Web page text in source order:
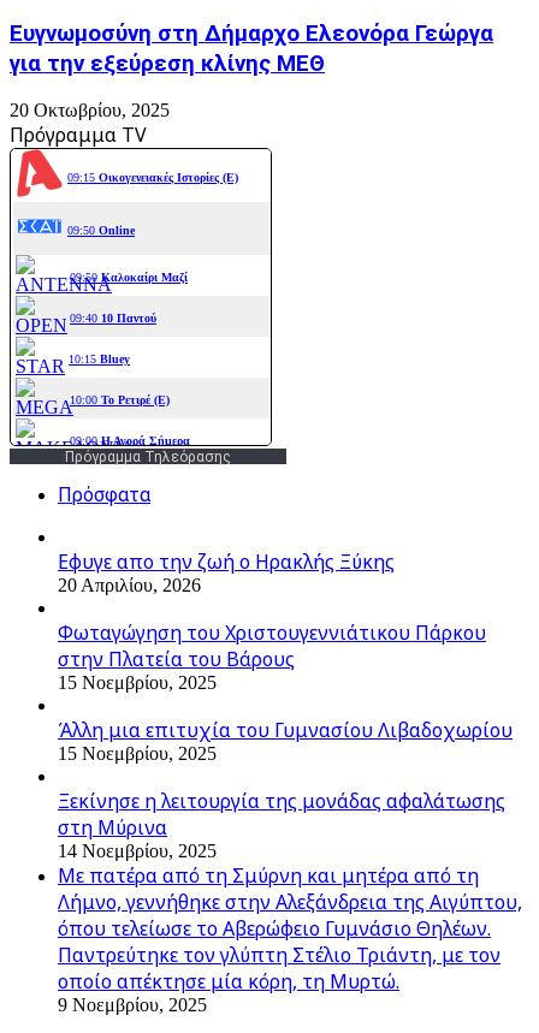
Ευγνωμοσύνη στη Δήμαρχο Ελεονόρα Γεώργα
για την εξεύρεση κλίνης ΜΕΘ
20 Οκτωβρίου, 2025
Πρόγραμμα TV
Πρόγραμμα Τηλεόρασης
Πρόσφατα
Εφυγε απο την ζωή o Ηρακλής Ξύκης
20 Απριλίου, 2026
Φωταγώγηση του Χριστουγεννιάτικου Πάρκου
στην Πλατεία του Βάρους
15 Νοεμβρίου, 2025
Άλλη μια επιτυχία του Γυμνασίου Λιβαδοχωρίου
15 Νοεμβρίου, 2025
Ξεκίνησε η λειτουργία της μονάδας αφαλάτωσης
στη Μύρινα
14 Νοεμβρίου, 2025
Με πατέρα από τη Σμύρνη και μητέρα από τη
Λήμνο, γεννήθηκε στην Αλεξάνδρεια της Αιγύπτου,
όπου τελείωσε το Αβερώφειο Γυμνάσιο Θηλέων.
Παντρεύτηκε τον γλύπτη Στέλιο Τριάντη, με τον
οποίο απέκτησε μία κόρη, τη Μυρτώ.
9 Νοεμβρίου, 2025